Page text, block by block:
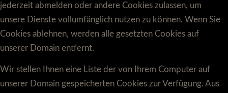
jederzeit abmelden oder andere Cookies zulassen, um
unsere Dienste vollumfänglich nutzen zu können. Wenn Sie
Cookies ablehnen, werden alle gesetzten Cookies auf
unserer Domain entfernt.
Wir stellen Ihnen eine Liste der von Ihrem Computer auf
unserer Domain gespeicherten Cookies zur Verfügung. Aus